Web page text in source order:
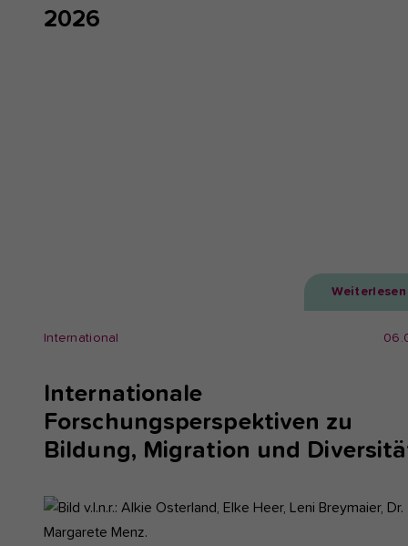
2026
Weiterlesen
International
Internationale
Forschungsperspektiven zu
Bildung, Migration und